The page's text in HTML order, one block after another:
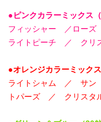
●ピンクカラーミックス（
フィッシャー ／ロー
ライトピーチ ／ クリ
●オレンジカラーミックス
ライトシャム ／ サ
トパーズ ／ クリスタ